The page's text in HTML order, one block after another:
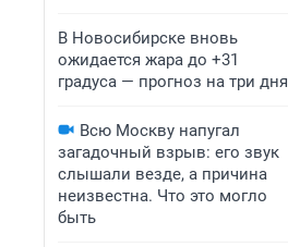
В Новосибирске вновь
ожидается жара до +31
градуса — прогноз на три дня
Всю Москву напугал
загадочный взрыв: его звук
слышали везде, а причина
неизвестна. Что это могло
быть